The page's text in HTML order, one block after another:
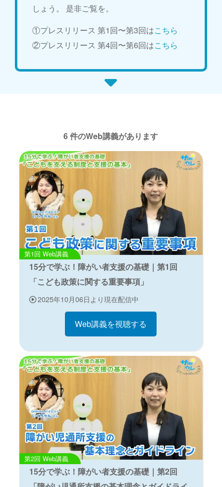
しょう。 是非ご覧を。
①プレスリリース 第1回〜第3回はこちら
②プレスリリース 第4回〜第6回はこちら
6 件のWeb講義があります
Web講義
15分で学ぶ！障がい者支援の基礎｜第1回
「こども政策に関する重要事項」
2025年10月06日より現在配信中
Web講義を視聴する
Web講義
15分で学ぶ！障がい者支援の基礎｜第2回